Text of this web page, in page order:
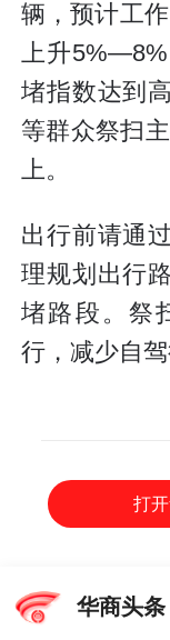
辆，预计工
上升
堵指数达到
等群众祭扫
上。
出行前请通
理规划出行
堵路段。祭
行，减少自
打
华商头条